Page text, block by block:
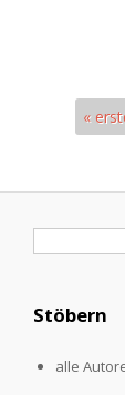
«
Stöbern
alle